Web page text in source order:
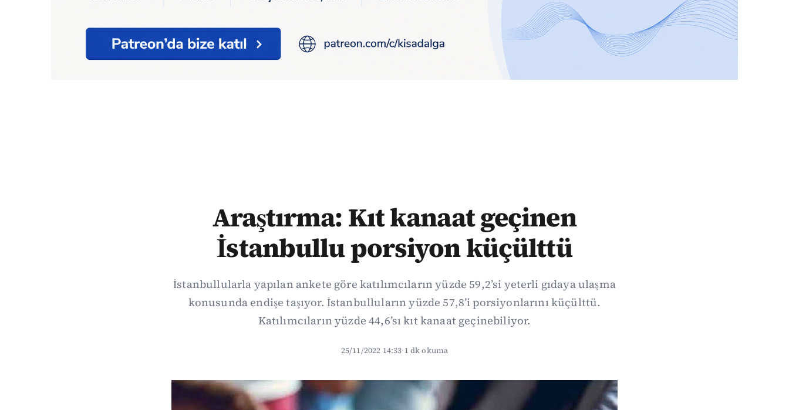
Araştırma: Kıt kanaat geçinen
İstanbullu porsiyon küçülttü
İstanbullularla yapılan ankete göre katılımcıların yüzde 59,2’si yeterli gıdaya ulaşma
konusunda endişe taşıyor. İstanbulluların yüzde 57,8’i porsiyonlarını küçülttü.
Katılımcıların yüzde 44,6’sı kıt kanaat geçinebiliyor.
25/11/2022 14:33·1 dk okuma